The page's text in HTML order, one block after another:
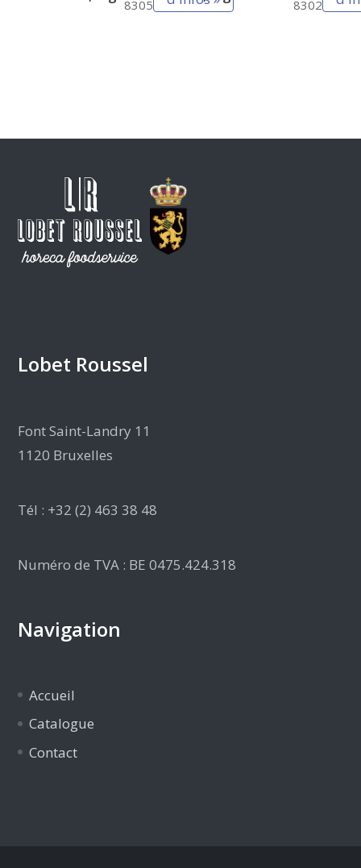
8305
8302
Lobet Roussel
Font Saint-Landry 11
1120 Bruxelles
Tél : +32 (2) 463 38 48
Numéro de TVA : BE 0475.424.318
Navigation
Accueil
Catalogue
Contact